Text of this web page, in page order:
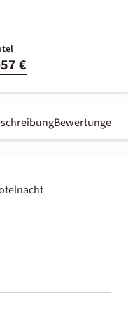
57 €
Bewertungen